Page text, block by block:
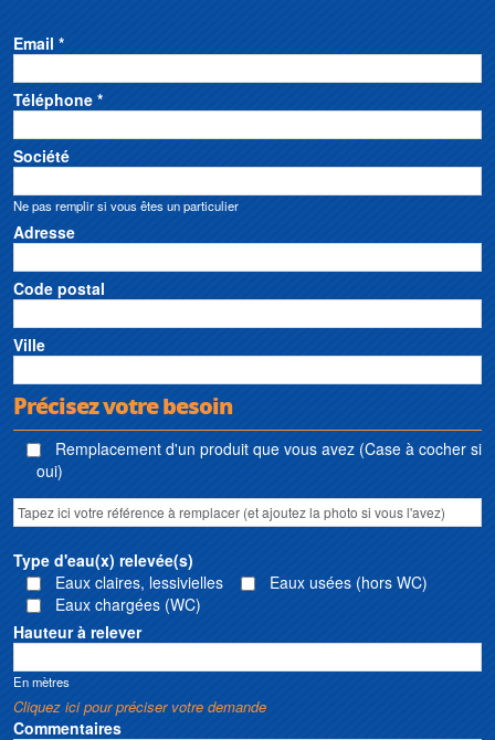
Email *
Téléphone *
Société
Ne pas remplir si vous êtes un particulier
Adresse
Code postal
Ville
Précisez votre besoin
Remplacement d'un produit que vous avez (Case à cocher si
oui)
Type d'eau(x) relevée(s)
Eaux claires, lessivielles
Eaux usées (hors WC)
Eaux chargées (WC)
Hauteur à relever
En mètres
Cliquez ici pour préciser votre demande
Commentaires